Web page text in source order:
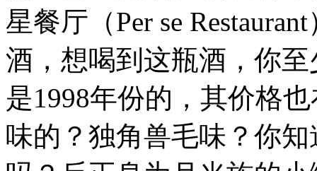
星餐厅（Per se
酒，想喝到这瓶酒，你
是1998年份的，其价格
味的？独角兽毛味？你